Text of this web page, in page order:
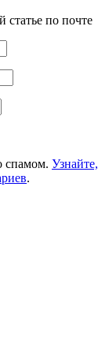
по почте
спамом. Узнайте,
.